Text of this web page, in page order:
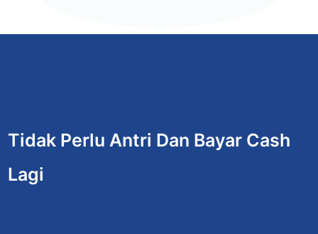
Tidak Perlu Antri Dan Bayar Cash
Lagi